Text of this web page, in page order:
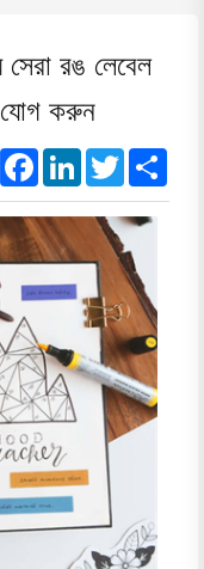
সেরা রঙ লেবেল
যোগ করুন
FacebookLinkedInTwitter